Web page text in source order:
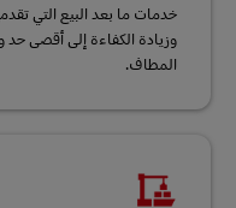
وزيادة الكفاءة إلى أقصى
المطاف.